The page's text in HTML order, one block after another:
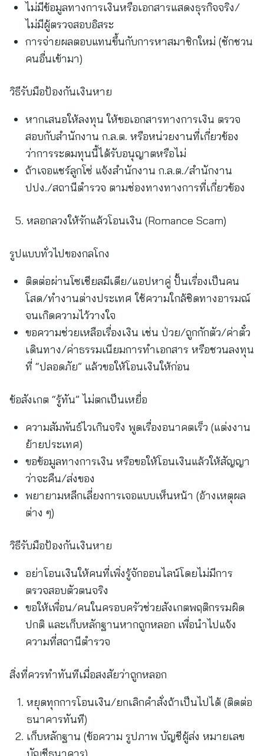
ไม่มีข้อมูลทางการเงินหรือเอกสารแสดงธุรกิจจริง/
ไม่มีผู้ตรวจสอบอิสระ
การจ่ายผลตอบแทนขึ้นกับการหาสมาชิกใหม่ (ชักชวน
คนอื่นเข้ามา)
วิธีรับมือป้องกันเงินหาย
หากเสนอให้ลงทุน ให้ขอเอกสารทางการเงิน ตรวจ
สอบกับสำนักงาน ก.ล.ต. หรือหน่วยงานที่เกี่ยวข้อง
ว่าการระดมทุนนี้ได้รับอนุญาตหรือไม่
ถ้าเจอแชร์ลูกโซ่ แจ้งสำนักงาน ก.ล.ต./สำนักงาน
ปปง./สถานีตำรวจ ตามช่องทางทางการที่เกี่ยวข้อง
หลอกลวงให้รักแล้วโอนเงิน (Romance Scam)
รูปแบบทั่วไปของกลโกง
ติดต่อผ่านโซเชียลมีเดีย/แอปหาคู่ ปั้นเรื่องเป็นคน
โสด/ทำงานต่างประเทศ ใช้ความใกล้ชิดทางอารมณ์
จนเกิดความไว้วางใจ
ขอความช่วยเหลือเรื่องเงิน เช่น ป่วย/ถูกกักตัว/ค่าตั๋ว
เดินทาง/ค่าธรรมเนียมการทำเอกสาร หรือชวนลงทุน
ที่ “ปลอดภัย” แล้วขอให้โอนเงินให้ก่อน
ข้อสังเกต “รู้ทัน” ไม่ตกเป็นเหยื่อ
ความสัมพันธ์ไวเกินจริง พูดเรื่องอนาคตเร็ว (แต่งงาน
ย้ายประเทศ)
ขอข้อมูลทางการเงิน หรือขอให้โอนเงินแล้วให้สัญญา
ว่าจะคืน/ส่งของ
พยายามหลีกเลี่ยงการเจอแบบเห็นหน้า (อ้างเหตุผล
ต่าง ๆ)
วิธีรับมือป้องกันเงินหาย
อย่าโอนเงินให้คนที่เพิ่งรู้จักออนไลน์โดยไม่มีการ
ตรวจสอบตัวตนจริง
ขอให้เพื่อน/คนในครอบครัวช่วยสังเกตพฤติกรรมผิด
ปกติ และเก็บหลักฐานหากถูกหลอก เพื่อนำไปแจ้ง
ความที่สถานีตำรวจ
สิ่งที่ควรทำทันทีเมื่อสงสัยว่าถูกหลอก
หยุดทุกการโอนเงิน/ยกเลิกคำสั่งถ้าเป็นไปได้ (ติดต่อ
ธนาคารทันที)
เก็บหลักฐาน (ข้อความ รูปภาพ บัญชีผู้ส่ง หมายเลข